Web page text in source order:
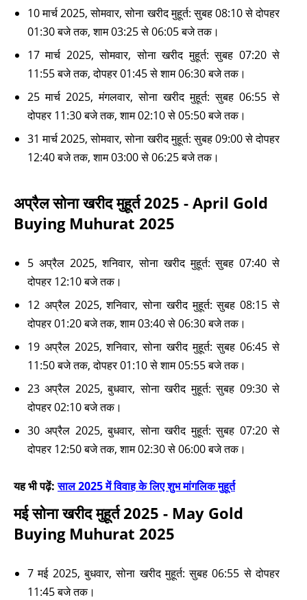
10 मार्च 2025, सोमवार, सोना खरीद मुहूर्त: सुबह 08:10 से दोपहर
01:30 बजे तक, शाम 03:25 से 06:05 बजे तक।
17 मार्च 2025, सोमवार, सोना खरीद मुहूर्त: सुबह 07:20 से
11:55 बजे तक, दोपहर 01:45 से शाम 06:30 बजे तक।
25 मार्च 2025, मंगलवार, सोना खरीद मुहूर्त: सुबह 06:55 से
दोपहर 11:30 बजे तक, शाम 02:10 से 05:50 बजे तक।
31 मार्च 2025, सोमवार, सोना खरीद मुहूर्त: सुबह 09:00 से दोपहर
12:40 बजे तक, शाम 03:00 से 06:25 बजे तक।
अप्रैल सोना खरीद मुहूर्त 2025 - April Gold
Buying Muhurat 2025
5 अप्रैल 2025, शनिवार, सोना खरीद मुहूर्त: सुबह 07:40 से
दोपहर 12:10 बजे तक।
12 अप्रैल 2025, शनिवार, सोना खरीद मुहूर्त: सुबह 08:15 से
दोपहर 01:20 बजे तक, शाम 03:40 से 06:30 बजे तक।
19 अप्रैल 2025, शनिवार, सोना खरीद मुहूर्त: सुबह 06:45 से
11:50 बजे तक, दोपहर 01:10 से शाम 05:55 बजे तक।
23 अप्रैल 2025, बुधवार, सोना खरीद मुहूर्त: सुबह 09:30 से
दोपहर 02:10 बजे तक।
30 अप्रैल 2025, बुधवार, सोना खरीद मुहूर्त: सुबह 07:20 से
दोपहर 12:50 बजे तक, शाम 02:30 से 06:00 बजे तक।
यह भी पढ़ें:साल 2025 में विवाह के लिए शुभ मांगलिक मुहूर्त
मई सोना खरीद मुहूर्त 2025 - May Gold
Buying Muhurat 2025
7 मई 2025, बुधवार, सोना खरीद मुहूर्त: सुबह 06:55 से दोपहर
11:45 बजे तक।